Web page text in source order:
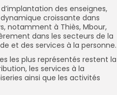
des enseignes,
croissante dans
notamment à Thiès, Mbour,
dans les secteurs de la
et des services à la personne.
les plus représentés restent la
les services à la
ainsi que les activités